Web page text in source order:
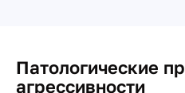
Патологические
агрессивности